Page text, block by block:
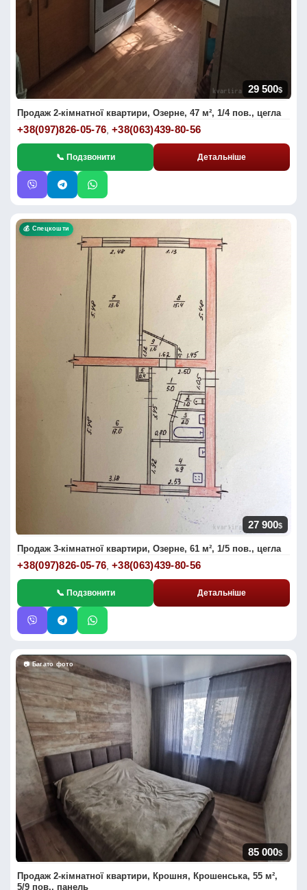
29 500$
Продаж 2-кімнатної квартири, Озерне, 47 м², 1/4 пов., цегла
+38(097)826-05-76 ,+38(063)439-80-56
📞 Подзвонити Детальніше
💰 Спецкошти
27 900$
Продаж 3-кімнатної квартири, Озерне, 61 м², 1/5 пов., цегла
+38(097)826-05-76 ,+38(063)439-80-56
📞 Подзвонити Детальніше
📷 Багато фото
85 000$
Продаж 2-кімнатної квартири, Крошня, Крошенська, 55 м²,
5/9 пов., панель